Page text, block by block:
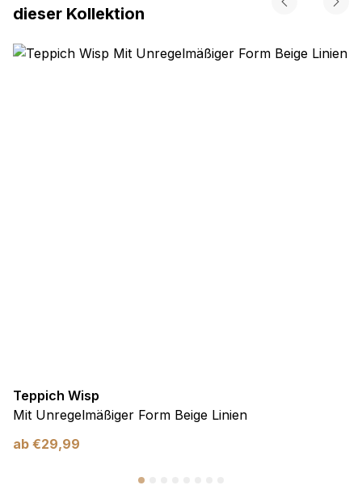
dieser Kollektion
Teppich Wisp
Mit Unregelmäßiger Form Beige Linien
ab €29,99